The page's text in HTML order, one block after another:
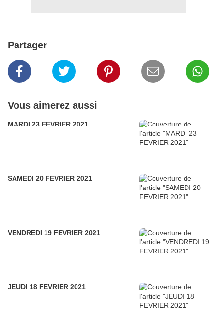
Partager
Vous aimerez aussi
MARDI 23 FEVRIER 2021
SAMEDI 20 FEVRIER 2021
VENDREDI 19 FEVRIER 2021
JEUDI 18 FEVRIER 2021